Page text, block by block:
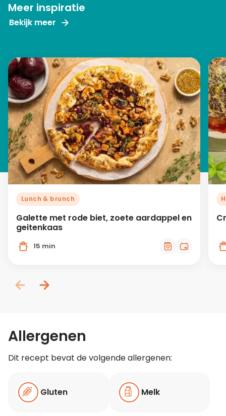
Meer inspiratie
Bekijk meer
Lunch & brunch
Galette met rode biet, zoete aardappel en
geitenkaas
15 min
Allergenen
Dit recept bevat de volgende allergenen:
Gluten Melk